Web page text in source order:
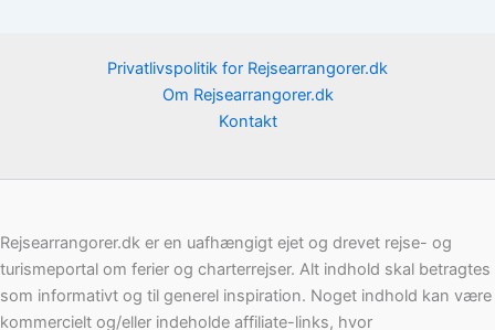
Privatlivspolitik for Rejsearrangorer.dk
Om Rejsearrangorer.dk
Kontakt
Rejsearrangorer.dk er en uafhængigt ejet og drevet rejse- og
turismeportal om ferier og charterrejser. Alt indhold skal betragtes
som informativt og til generel inspiration. Noget indhold kan være
kommercielt og/eller indeholde affiliate-links, hvor